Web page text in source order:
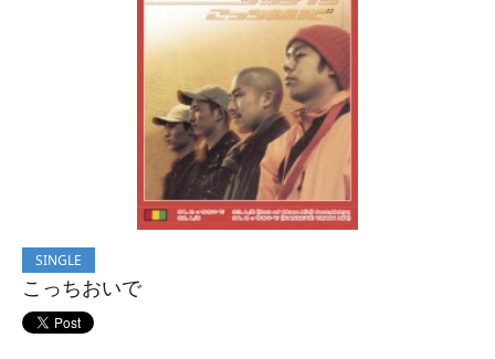
SINGLE
こっちおいで